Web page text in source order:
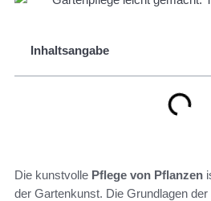
Inhaltsangabe
Die kunstvolle Pflege von Pflanzen
der Gartenkunst. Die Grundlagen der